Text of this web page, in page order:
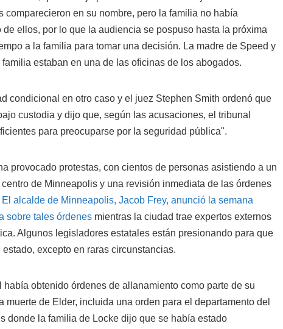
comparecieron en su nombre, pero la familia no había
de ellos, por lo que la audiencia se pospuso hasta la próxima
a la familia para tomar una decisión. La madre de Speed y
estaban en una de las oficinas de los abogados.
condicional en otro caso y el juez Stephen Smith ordenó que
custodia y dijo que, según las acusaciones, el tribunal
para preocuparse por la seguridad pública".
provocado protestas, con cientos de personas asistiendo a un
de Minneapolis y una revisión inmediata de las órdenes
El alcalde de Minneapolis, Jacob Frey, anunció la semana
sobre tales órdenes mientras la ciudad trae expertos externos
Algunos legisladores estatales están presionando para que
excepto en raras circunstancias.
había obtenido órdenes de allanamiento como parte de su
muerte de Elder, incluida una orden para el departamento del
donde la familia de Locke dijo que se había estado